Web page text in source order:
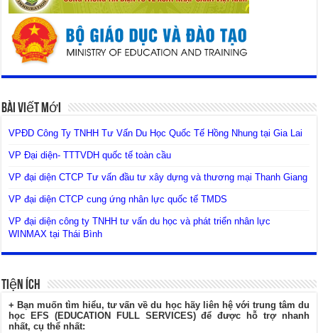
Bài Viết Mới
VPĐD Công Ty TNHH Tư Vấn Du Học Quốc Tế Hồng Nhung tại Gia Lai
VP Đại diện- TTTVDH quốc tế toàn cầu
VP đại diện CTCP Tư vấn đầu tư xây dựng và thương mại Thanh Giang
VP đại diện CTCP cung ứng nhân lực quốc tế TMDS
VP đại diện công ty TNHH tư vấn du học và phát triển nhân lực
WINMAX tại Thái Bình
Tiện Ích
+ Bạn muốn tìm hiểu, tư vấn về du học hãy liên hệ với trung tâm du
học EFS (EDUCATION FULL SERVICES) để được hỗ trợ nhanh
nhất, cụ thể nhất: